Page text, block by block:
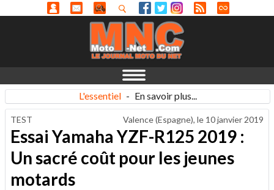
L'essentiel - En savoir plus...
TEST Valence (Espagne), le 10 janvier 2019
Essai Yamaha YZF-R125 2019 :
Un sacré coût pour les jeunes
motards